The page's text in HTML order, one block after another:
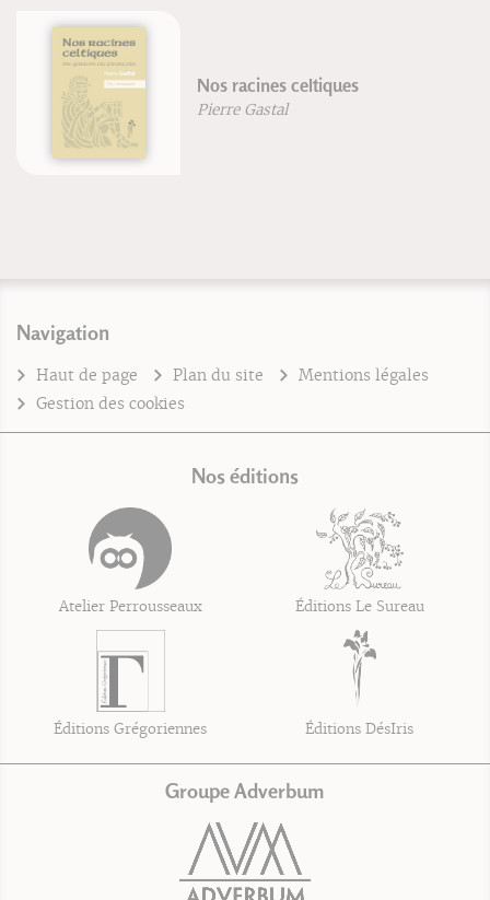
Nos racines celtiques
Pierre Gastal
Navigation
Haut de page Plan du site
Mentions légales
Gestion des cookies
Nos éditions
Atelier Perrousseaux Éditions Le Sureau
Éditions Grégoriennes Éditions DésIris
Groupe Adverbum